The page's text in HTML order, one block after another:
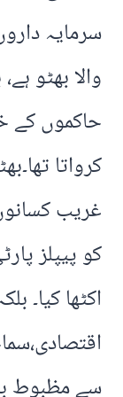
سرمایہ
والا بھٹو
حاکموں کے
کرواتا
غریب
کو پیپلز
اکٹھا کیا۔
سے مظبوط